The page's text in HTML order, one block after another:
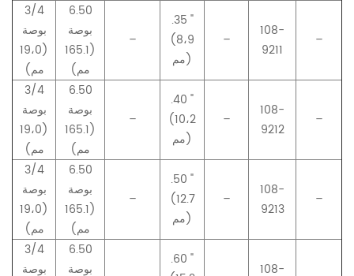
3/4
بوصة
(19،0
مم)
6.50
بوصة
(165.1
مم)
–
.35 "
(8،9
مم)
–
108-
9211
–
3/4
بوصة
(19،0
مم)
6.50
بوصة
(165.1
مم)
–
.40 "
(10،2
مم)
–
108-
9212
–
3/4
بوصة
(19،0
مم)
6.50
بوصة
(165.1
مم)
–
.50 "
(12.7
مم)
–
108-
9213
–
3/4
بوصة
6.50
بوصة
.60 "
108-